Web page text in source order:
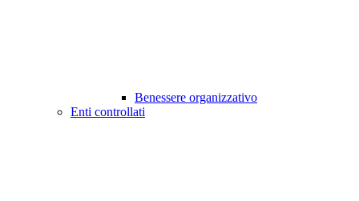
Benessere organizzativo
Enti controllati